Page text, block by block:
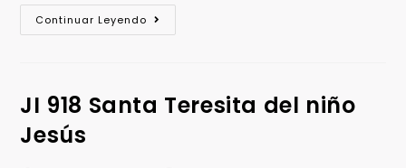
Continuar Leyendo
JI 918 Santa Teresita del niño
Jesús